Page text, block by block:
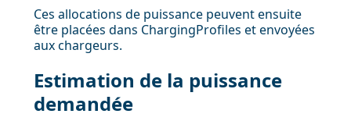
Ces allocations de puissance peuvent ensuite
être placées dans ChargingProfiles et envoyées
aux chargeurs.
Estimation de la puissance
demandée